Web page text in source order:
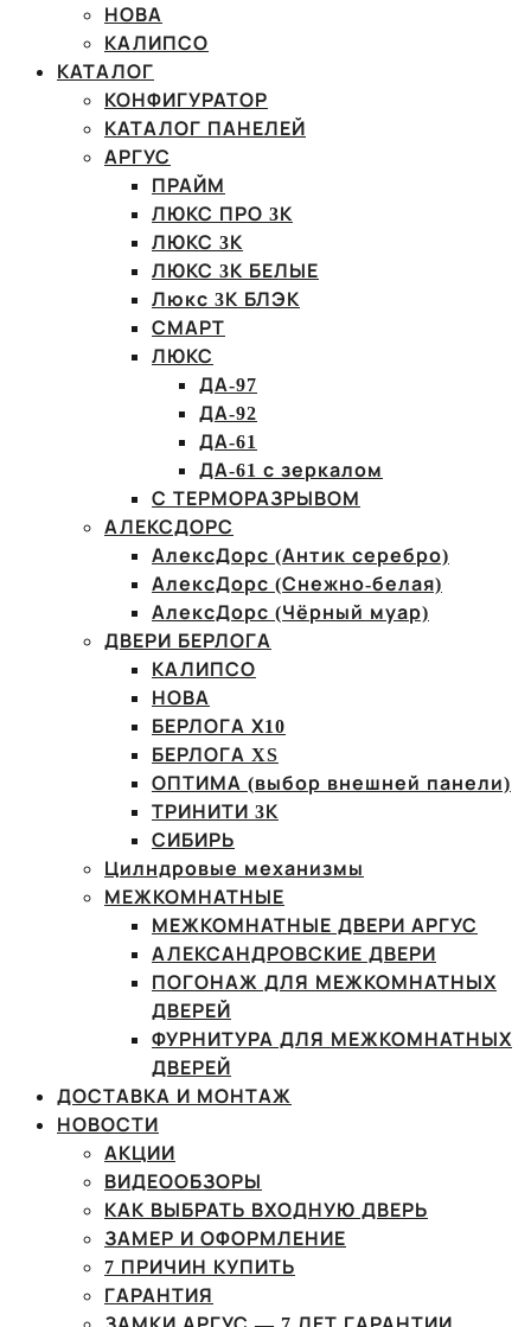
НОВА
КАЛИПСО
КАТАЛОГ
КОНФИГУРАТОР
КАТАЛОГ ПАНЕЛЕЙ
АРГУС
ПРАЙМ
ЛЮКС ПРО 3К
ЛЮКС 3К
ЛЮКС 3К БЕЛЫЕ
Люкс 3К БЛЭК
СМАРТ
ЛЮКС
ДА-97
ДА-92
ДА-61
ДА-61 с зеркалом
С ТЕРМОРАЗРЫВОМ
АЛЕКСДОРС
АлексДорс (Антик серебро)
АлексДорс (Снежно-белая)
АлексДорс (Чёрный муар)
ДВЕРИ БЕРЛОГА
КАЛИПСО
НОВА
БЕРЛОГА Х10
БЕРЛОГА XS
ОПТИМА (выбор внешней панели)
ТРИНИТИ 3К
СИБИРЬ
Цилндровые механизмы
МЕЖКОМНАТНЫЕ
МЕЖКОМНАТНЫЕ ДВЕРИ АРГУС
АЛЕКСАНДРОВСКИЕ ДВЕРИ
ПОГОНАЖ ДЛЯ МЕЖКОМНАТНЫХ
ДВЕРЕЙ
ФУРНИТУРА ДЛЯ МЕЖКОМНАТНЫХ
ДВЕРЕЙ
ДОСТАВКА И МОНТАЖ
НОВОСТИ
АКЦИИ
ВИДЕООБЗОРЫ
КАК ВЫБРАТЬ ВХОДНУЮ ДВЕРЬ
ЗАМЕР И ОФОРМЛЕНИЕ
7 ПРИЧИН КУПИТЬ
ГАРАНТИЯ